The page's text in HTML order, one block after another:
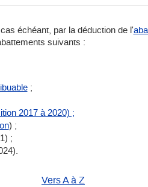
échéant, par la déduction de l'
suivants :
;
2017 à 2020) ;
) ;
;
Vers A à Z